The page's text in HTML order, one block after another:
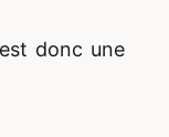
donc une